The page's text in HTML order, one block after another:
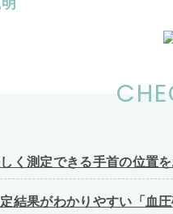
く測定できる手首の位置
結果がわかりやすい「血圧